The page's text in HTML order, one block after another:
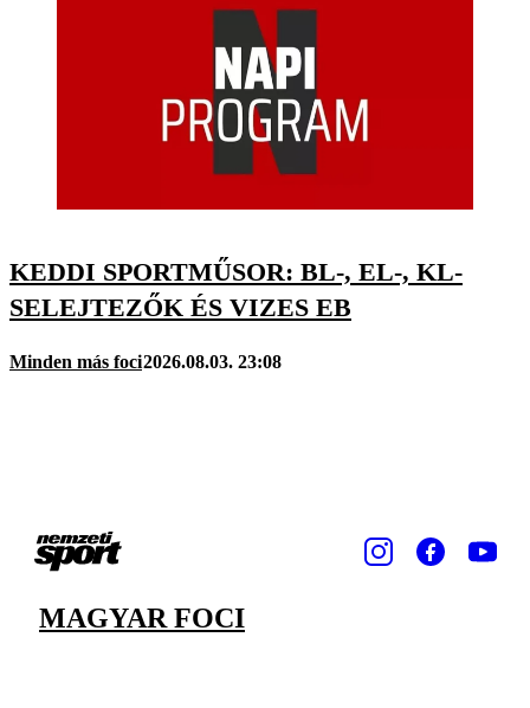
KEDDI SPORTMŰSOR: BL-, EL-, KL-
SELEJTEZŐK ÉS VIZES EB
Minden más foci2026.08.03. 23:08
MAGYAR FOCI